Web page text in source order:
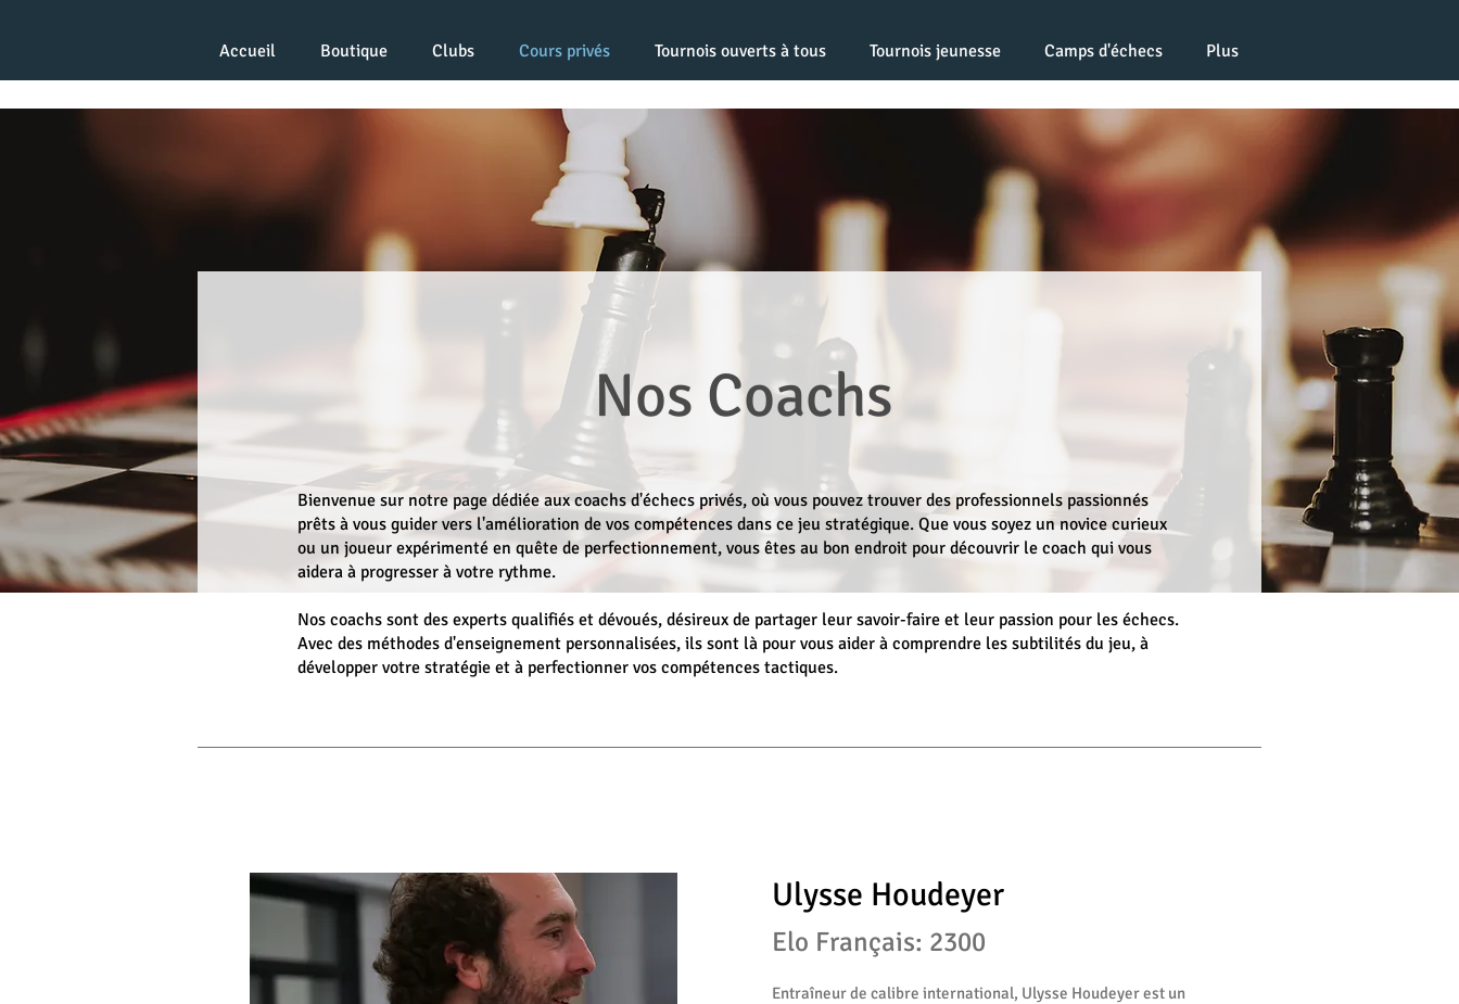
Nos Coachs
Bienvenue sur notre page dédiée aux coachs d'échecs privés, où vous pouvez trouver des professionnels passionnés
prêts à vous guider vers l'amélioration de vos compétences dans ce jeu stratégique. Que vous soyez un novice curieux
ou un joueur expérimenté en quête de perfectionnement, vous êtes au bon endroit pour découvrir le coach qui vous
aidera à progresser à votre rythme.
Nos coachs sont des experts qualifiés et dévoués, désireux de partager leur savoir-faire et leur passion pour les échecs.
Avec des méthodes d'enseignement personnalisées, ils sont là pour vous aider à comprendre les subtilités du jeu, à
développer votre stratégie et à perfectionner vos compétences tactiques.
Ulysse Houdeyer
Elo Français: 2300
Entraîneur de calibre international, Ulysse Houdeyer est un
Accueil Boutique Clubs Cours privés Tournois ouverts à tous Tournois jeunesse Camps d'échecs Plus